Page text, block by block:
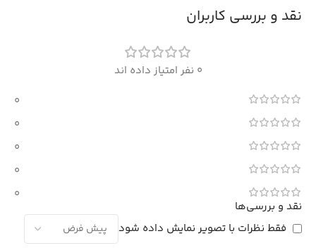
نقد و بررسی کاربران
0 نفر امتیاز داده اند
0
0
0
0
0
نقد و بررسی‌ها
فقط نظرات با تصویر نمایش داده شود